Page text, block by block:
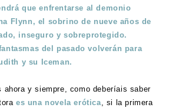
que enfrentarse al demonio
Flynn, el sobrino de nueve años de
inseguro y sobreprotegido.
del pasado volverán para
y su Iceman.
ahora y siempre, como deberíais saber
es una novela erótica, si la primera